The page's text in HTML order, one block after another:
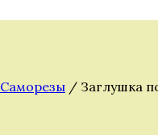
Саморезы / Заглушка